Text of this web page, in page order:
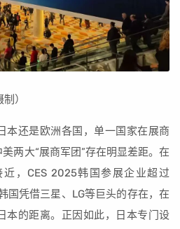
）
本还是欧洲各国，单一国家在展商
两大“展商军团”存在明显差距。在
，CES 2025韩国参展企业超过
国凭借三星、LG等巨头的存在，在
本的距离。正因如此，日本专门设